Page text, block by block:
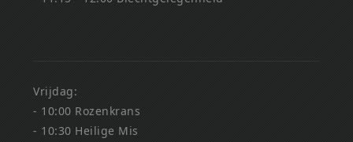
Vrijdag:
- 10:00 Rozenkrans
- 10:30 Heilige Mis